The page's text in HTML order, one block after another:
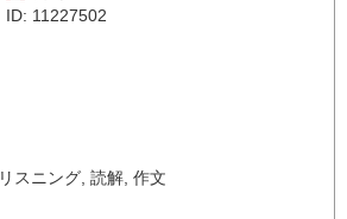
ID: 11227502
リスニング, 読解, 作文